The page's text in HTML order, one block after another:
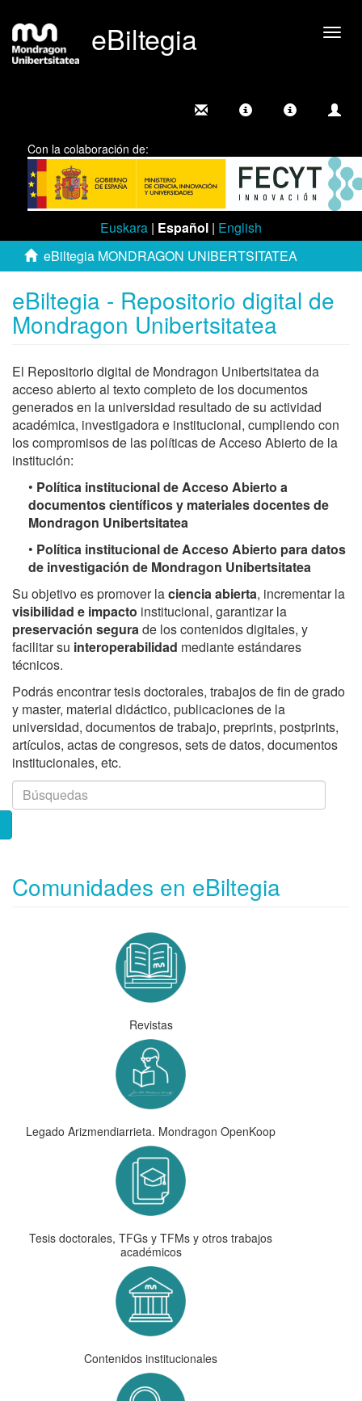
eBiltegia
Con la colaboración de:
Euskara | Español | English
eBiltegia MONDRAGON UNIBERTSITATEA
eBiltegia - Repositorio digital de
Mondragon Unibertsitatea
El Repositorio digital de Mondragon Unibertsitatea da
acceso abierto al texto completo de los documentos
generados en la universidad resultado de su actividad
académica, investigadora e institucional, cumpliendo con
los compromisos de las políticas de Acceso Abierto de la
institución:
• Política institucional de Acceso Abierto a
documentos científicos y materiales docentes de
Mondragon Unibertsitatea
• Política institucional de Acceso Abierto para datos
de investigación de Mondragon Unibertsitatea
Su objetivo es promover laciencia abierta, incrementar la
visibilidad e impacto institucional, garantizar la
preservación segurade los contenidos digitales, y
facilitar su interoperabilidad mediante estándares
técnicos.
Podrás encontrar tesis doctorales, trabajos de fin de grado
y master, material didáctico, publicaciones de la
universidad, documentos de trabajo, preprints, postprints,
artículos, actas de congresos, sets de datos, documentos
institucionales, etc.
Comunidades en eBiltegia
Revistas
Legado Arizmendiarrieta. Mondragon OpenKoop
Tesis doctorales, TFGs y TFMs y otros trabajos
académicos
Contenidos institucionales